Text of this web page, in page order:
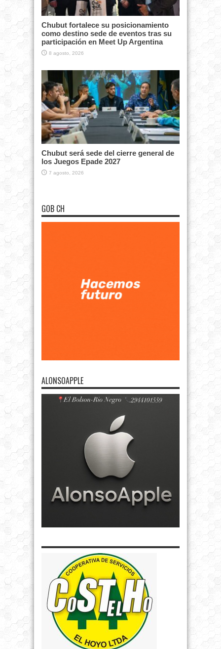
Chubut fortalece su posicionamiento
como destino sede de eventos tras su
participación en Meet Up Argentina
8 agosto, 2026
Chubut será sede del cierre general de
los Juegos Epade 2027
7 agosto, 2026
GOB CH
ALONSOAPPLE